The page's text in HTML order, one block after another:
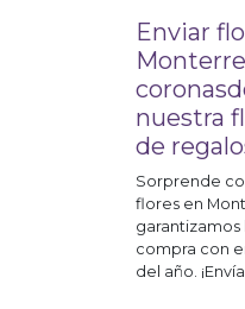
Enviar
nuestra
de
Sorprende
flores en
compra con
del año.